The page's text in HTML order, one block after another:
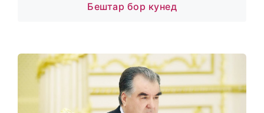
Бештар бор кунед